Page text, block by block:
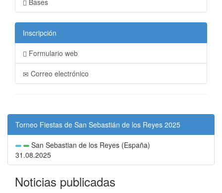
Bases
Inscripción
Formulario web
Correo electrónico
Torneo Fiestas de San Sebastián de los Reyes 2025
San Sebastian de los Reyes (España)
31.08.2025
Noticias publicadas